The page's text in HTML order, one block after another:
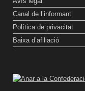
Canal de l’informant
Política de privacitat
Baixa d’afiliació